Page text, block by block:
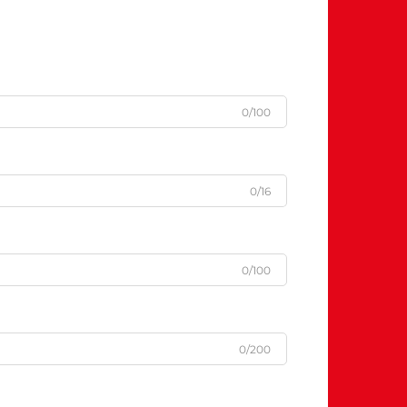
0/100
0/16
0/100
0/200